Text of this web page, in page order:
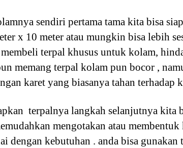
sendiri pertama tama kita bisa
x 10 meter atau mungkin bisa lebih
terpal khusus untuk kolam,
memang terpal kolam pun bocor ,
karet yang biasanya tahan terhadap
terpalnya langkah selanjutnya kita
mengotakan atau
dengan kebutuhan . anda bisa